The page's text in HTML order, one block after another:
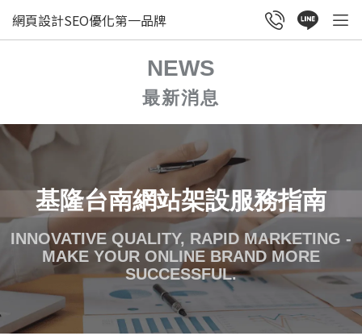
網頁設計SEO優化第一品牌
NEWS
最新消息
基隆台南網站架設服務指南
INNOVATIVE QUALITY, RAPID MARKETING -
MAKE YOUR ONLINE BRAND MORE
SUCCESSFUL.